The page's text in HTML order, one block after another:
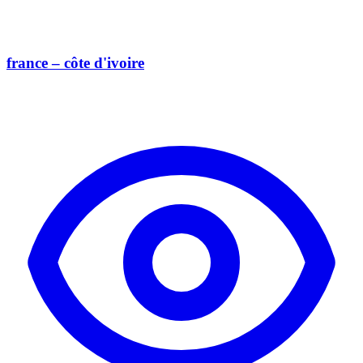
france – côte d'ivoire